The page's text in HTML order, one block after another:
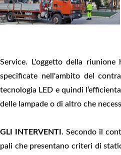
Service. L'oggetto della
specificate nell'ambito del
tecnologia LED e quindi
delle lampade o di altro che
GLI INTERVENTI. Secondo il
pali che presentano criteri di